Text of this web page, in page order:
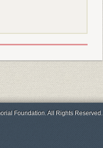
Foundation. All Rights Reserved.